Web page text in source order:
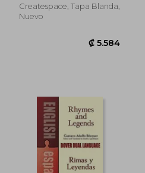
Createspace, Tapa Blanda,
Nuevo